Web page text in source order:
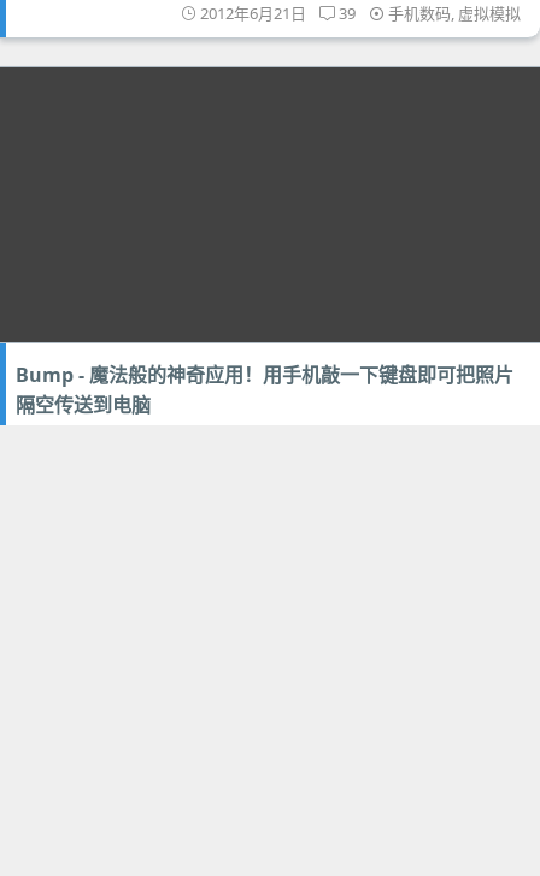
2012年6月21日 39 手机数码, 虚拟模拟
Bump - 魔法般的神奇应用！用手机敲一下键盘即可把照片
隔空传送到电脑